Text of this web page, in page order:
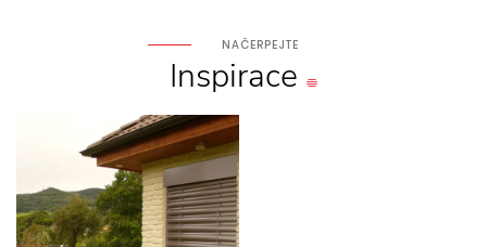
NAČERPEJTE
Inspirace